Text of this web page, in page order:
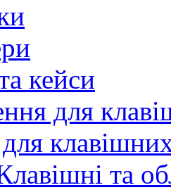
кейси
для
та